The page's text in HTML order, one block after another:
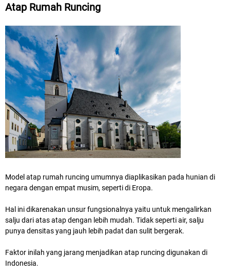
Atap Rumah Runcing
Model atap rumah runcing umumnya diaplikasikan pada hunian di
negara dengan empat musim, seperti di Eropa.
Hal ini dikarenakan unsur fungsionalnya yaitu untuk mengalirkan
salju dari atas atap dengan lebih mudah. Tidak seperti air, salju
punya densitas yang jauh lebih padat dan sulit bergerak.
Faktor inilah yang jarang menjadikan atap runcing digunakan di
Indonesia.